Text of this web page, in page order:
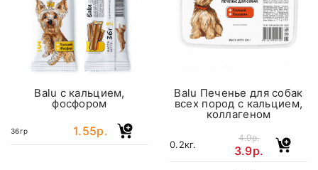
Balu с кальцием,
фосфором
36гр 1.55р.
Balu Печенье для собак
всех пород с кальцием,
коллагеном
0.2кг.
4.9р.
3.9р.